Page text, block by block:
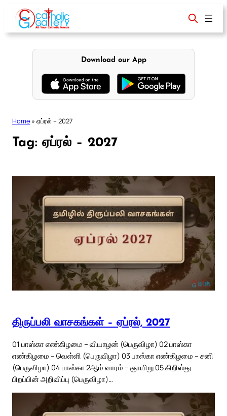
content
Download our App
Home » ஏப்ரல் – 2027
Tag: ஏப்ரல் – 2027
திருப்பலி வாசகங்கள் – ஏப்ரல், 2027
01 பாஸ்கா எண்கிழமை – வியாழன் (பெருவிழா) 02 பாஸ்கா
எண்கிழமை – வெள்ளி (பெருவிழா) 03 பாஸ்கா எண்கிழமை – சனி
(பெருவிழா) 04 பாஸ்கா 2ஆம் வாரம் – ஞாயிறு 05 கிறிஸ்து
பிறப்பின் அறிவிப்பு (பெருவிழா)…